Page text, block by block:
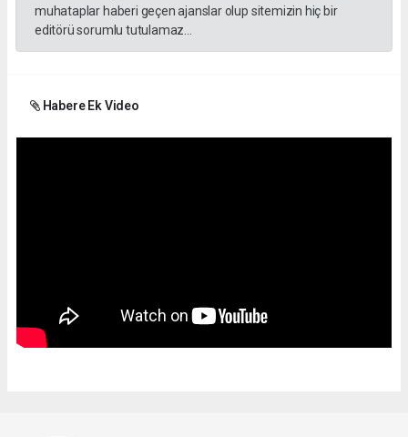
muhataplar haberi geçen ajanslar olup sitemizin hiç bir
editörü sorumlu tutulamaz...
Habere Ek Video